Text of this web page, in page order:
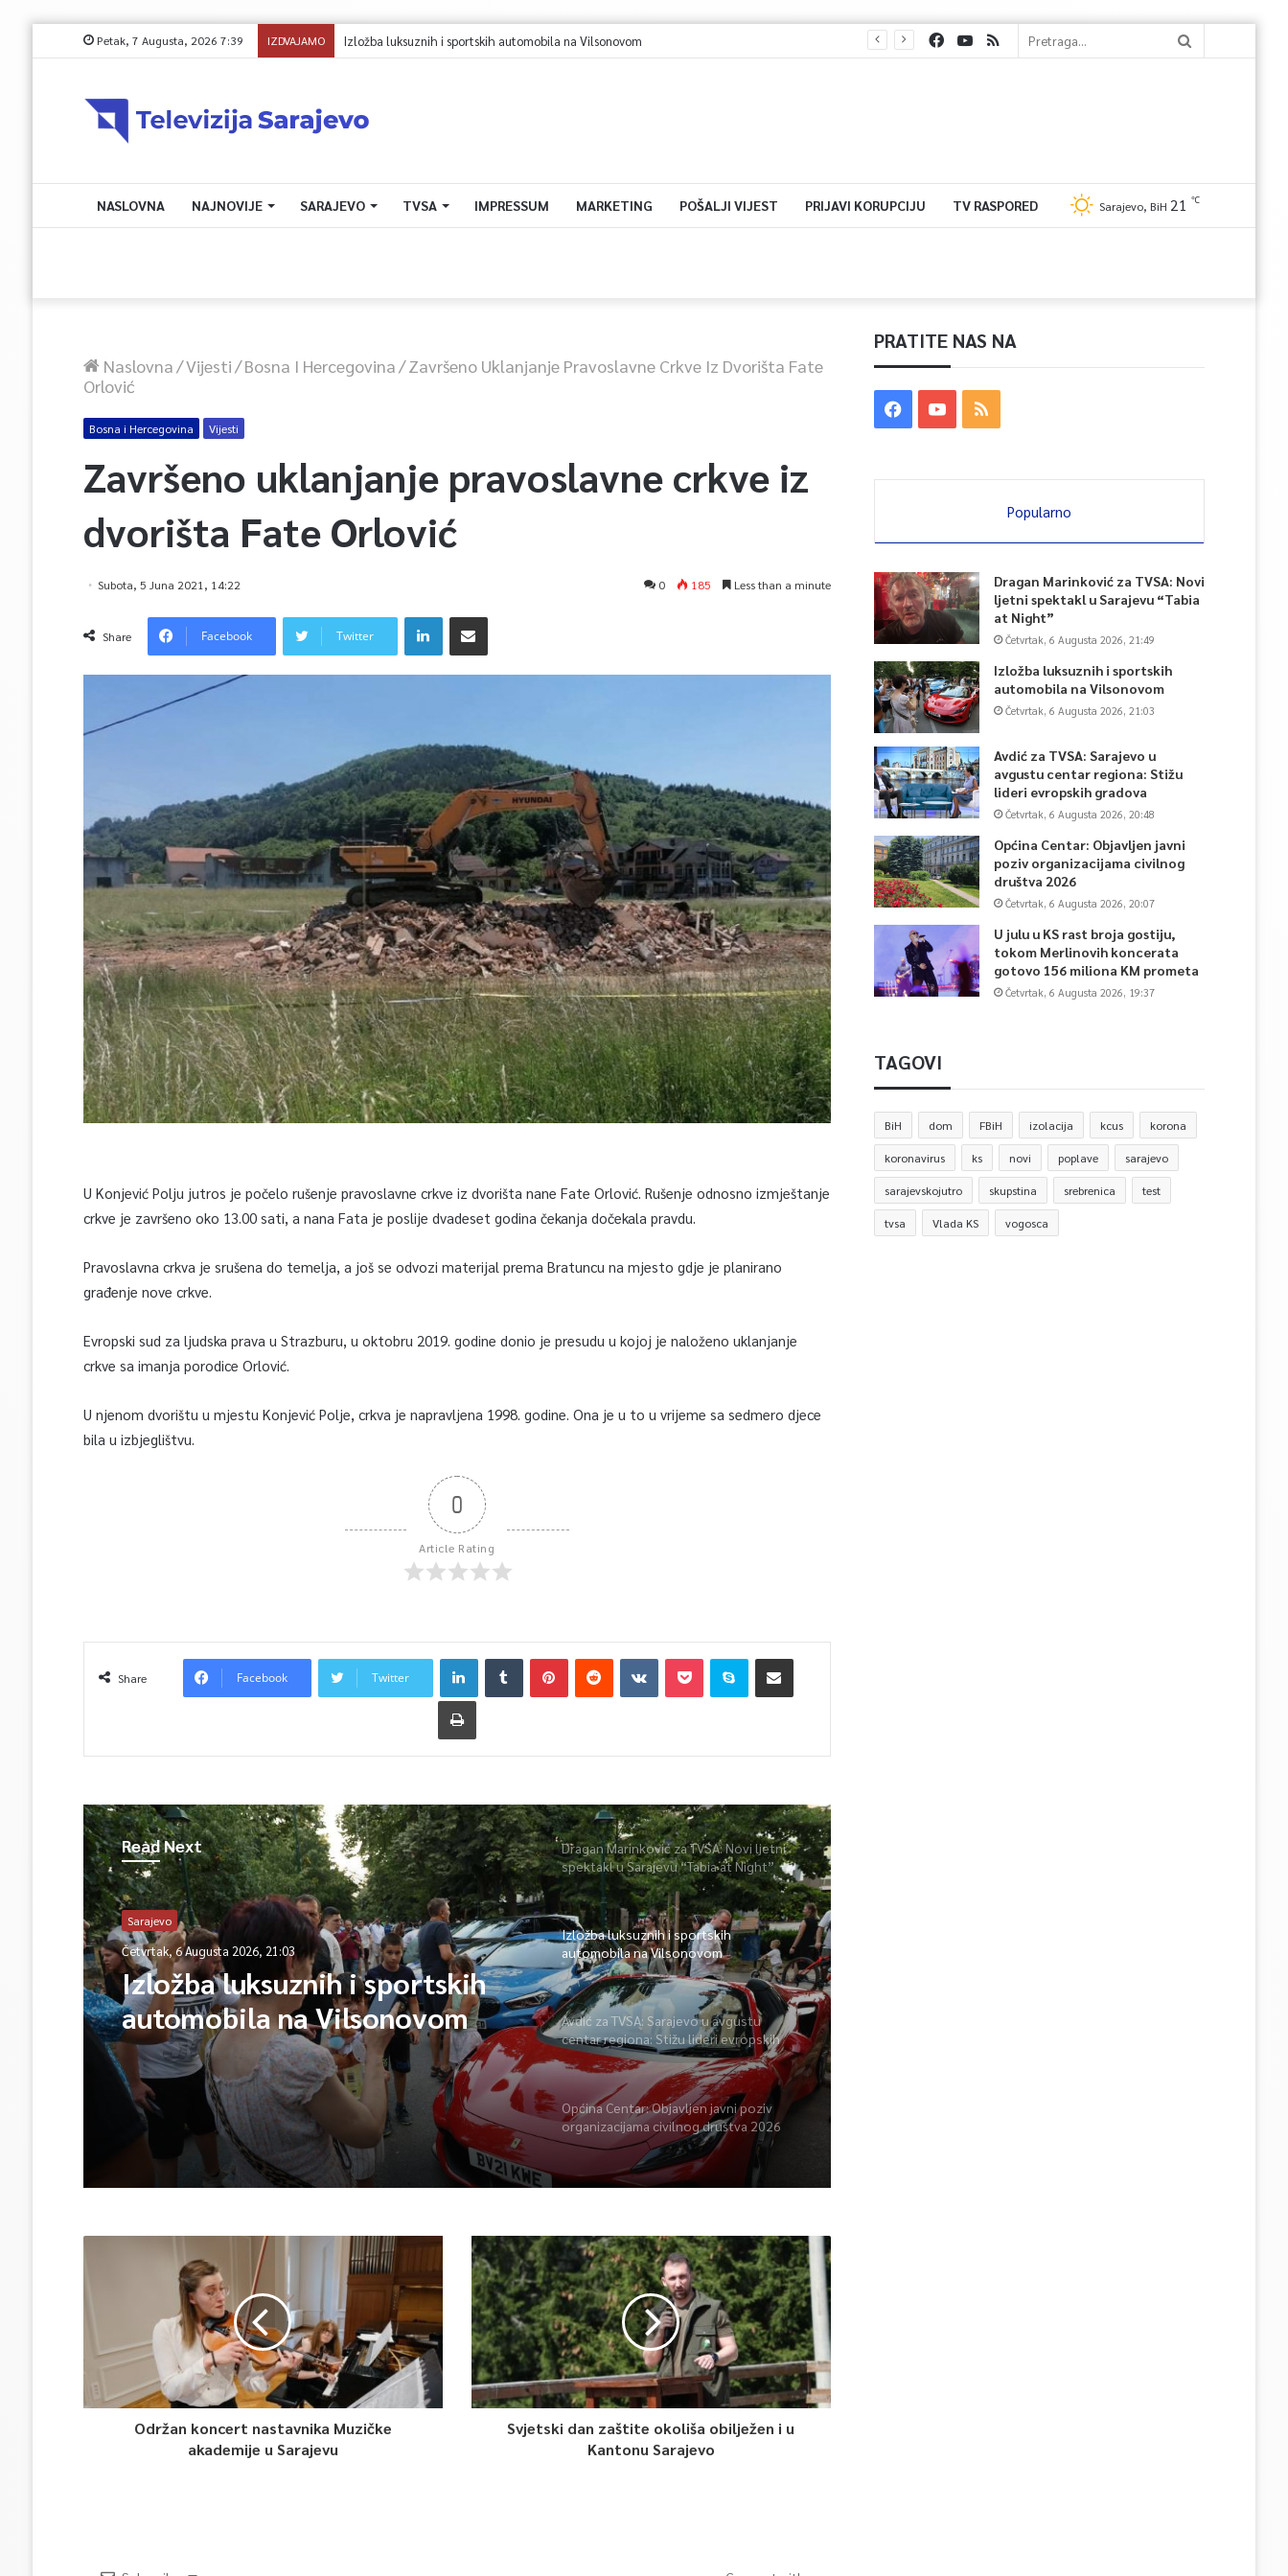
Petak, 7 Augusta, 2026 7:39 IZDVAJAMO Izložba luksuznih i sportskih automobila na Vilsonovom
NASLOVNA NAJNOVIJE SARAJEVO TVSA IMPRESSUM MARKETING POŠALJI VIJEST PRIJAVI KORUPCIJU TV RASPORED Sarajevo, BiH 21 ℃
Naslovna/Vijesti/Bosna I Hercegovina/Završeno Uklanjanje Pravoslavne Crkve Iz Dvorišta Fate
Orlović
Bosna i Hercegovina Vijesti
Završeno uklanjanje pravoslavne crkve iz
dvorišta Fate Orlović
Subota, 5 Juna 2021, 14:22 0 185 Less than a minute
Share Facebook Twitter
U Konjević Polju jutros je počelo rušenje pravoslavne crkve iz dvorišta nane Fate Orlović. Rušenje odnosno izmještanje
crkve je završeno oko 13.00 sati, a nana Fata je poslije dvadeset godina čekanja dočekala pravdu.
Pravoslavna crkva je srušena do temelja, a još se odvozi materijal prema Bratuncu na mjesto gdje je planirano
građenje nove crkve.
Evropski sud za ljudska prava u Strazburu, u oktobru 2019. godine donio je presudu u kojoj je naloženo uklanjanje
crkve sa imanja porodice Orlović.
U njenom dvorištu u mjestu Konjević Polje, crkva je napravljena 1998. godine. Ona je u to u vrijeme sa sedmero djece
bila u izbjeglištvu.
0
Article Rating
Share Facebook Twitter
Read Next
Sarajevo
Četvrtak, 6 Augusta 2026, 21:03
Izložba luksuznih i sportskih
automobila na Vilsonovom
Dragan Marinković za TVSA: Novi ljetni
spektakl u Sarajevu “Tabia at Night”
Izložba luksuznih i sportskih
automobila na Vilsonovom
Avdić za TVSA: Sarajevo u avgustu
centar regiona: Stižu lideri evropskih
gradova
Općina Centar: Objavljen javni poziv
organizacijama civilnog društva 2026
Održan koncert nastavnika Muzičke
akademije u Sarajevu
Svjetski dan zaštite okoliša obilježen i u
Kantonu Sarajevo
PRATITE NAS NA
Popularno
Dragan Marinković za TVSA: Novi
ljetni spektakl u Sarajevu “Tabia
at Night”
Četvrtak, 6 Augusta 2026, 21:49
Izložba luksuznih i sportskih
automobila na Vilsonovom
Četvrtak, 6 Augusta 2026, 21:03
Avdić za TVSA: Sarajevo u
avgustu centar regiona: Stižu
lideri evropskih gradova
Četvrtak, 6 Augusta 2026, 20:48
Općina Centar: Objavljen javni
poziv organizacijama civilnog
društva 2026
Četvrtak, 6 Augusta 2026, 20:07
U julu u KS rast broja gostiju,
tokom Merlinovih koncerata
gotovo 156 miliona KM prometa
Četvrtak, 6 Augusta 2026, 19:37
TAGOVI
BiH dom FBiH izolacija kcus korona
koronavirus ks novi poplave sarajevo
sarajevskojutro skupstina srebrenica test
tvsa Vlada KS vogosca